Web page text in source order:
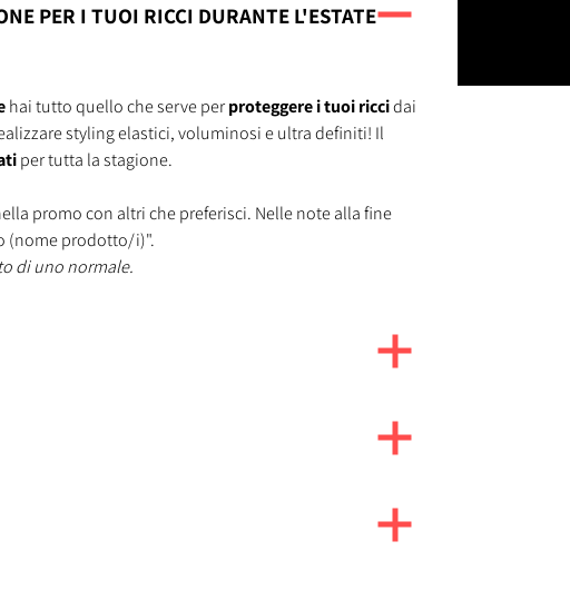
PER I TUOI RICCI DURANTE L'ESTATE
hai tutto quello che serve perproteggere i tuoi riccidai
styling elastici, voluminosi e ultra definiti! Il
per tutta la stagione.
promo con altri che preferisci. Nelle note alla fine
(nome prodotto/i)".
di uno normale.